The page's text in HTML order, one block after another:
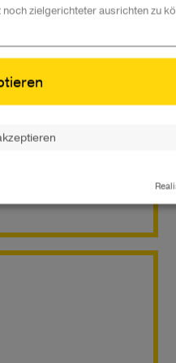
zielgerichteter ausrichten zu